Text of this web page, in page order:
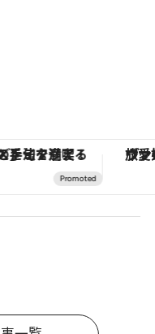
土料理の手法で満喫！ ヴァシュロン・コンス